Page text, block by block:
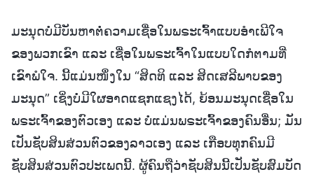
ມະນຸດບໍ່ມີບັນຫາຕໍ່ຄວາມເຊື່ອໃນພຣະເຈົ້າແບບອໍາເພີໃຈ
ຂອງພວກເຂົາ ແລະ ເຊື່ອໃນພຣະເຈົ້າໃນແບບໃດກໍຕາມທີ່
ເຂົາພໍໃຈ. ນີ້ແມ່ນໜຶ່ງໃນ “ສິດທິ ແລະ ສິດເສລີພາບຂອງ
ມະນຸດ” ເຊິ່ງບໍ່ມີໃຜອາດແຊກແຊງໄດ້, ຍ້ອນມະນຸດເຊື່ອໃນ
ພຣະເຈົ້າຂອງຕົວເອງ ແລະ ບໍ່ແມ່ນພຣະເຈົ້າຂອງຄົນອື່ນ; ມັນ
ເປັນຊັບສິນສ່ວນຕົວຂອງລາວເອງ ແລະ ເກືອບທຸກຄົນມີ
ຊັບສິນສ່ວນຕົວປະເພດນີ້. ຜູ້ຄົນຖືວ່າຊັບສິນນີ້ເປັນຊັບສົມບັດ